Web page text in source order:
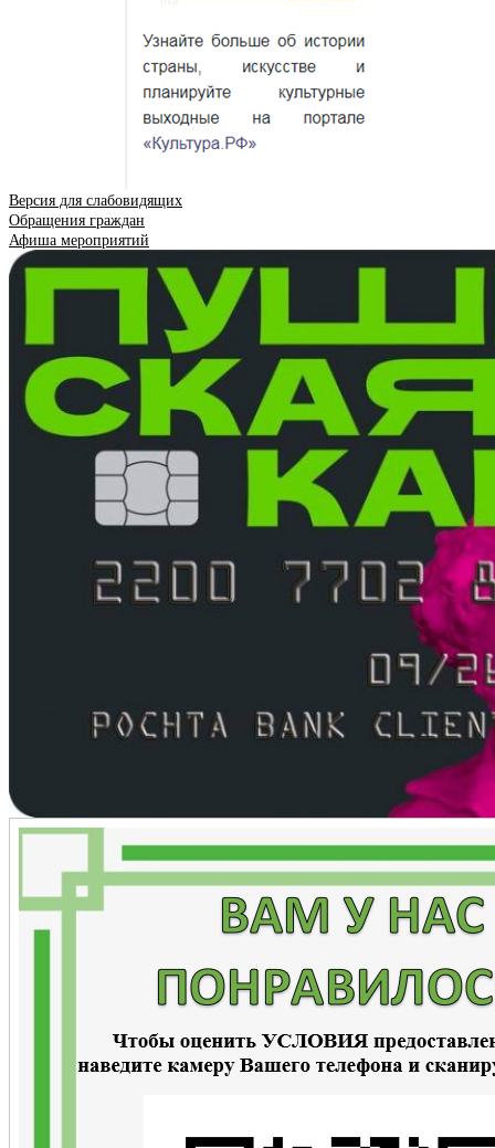
Версия для слабовидящих
Обращения граждан
Афиша мероприятий